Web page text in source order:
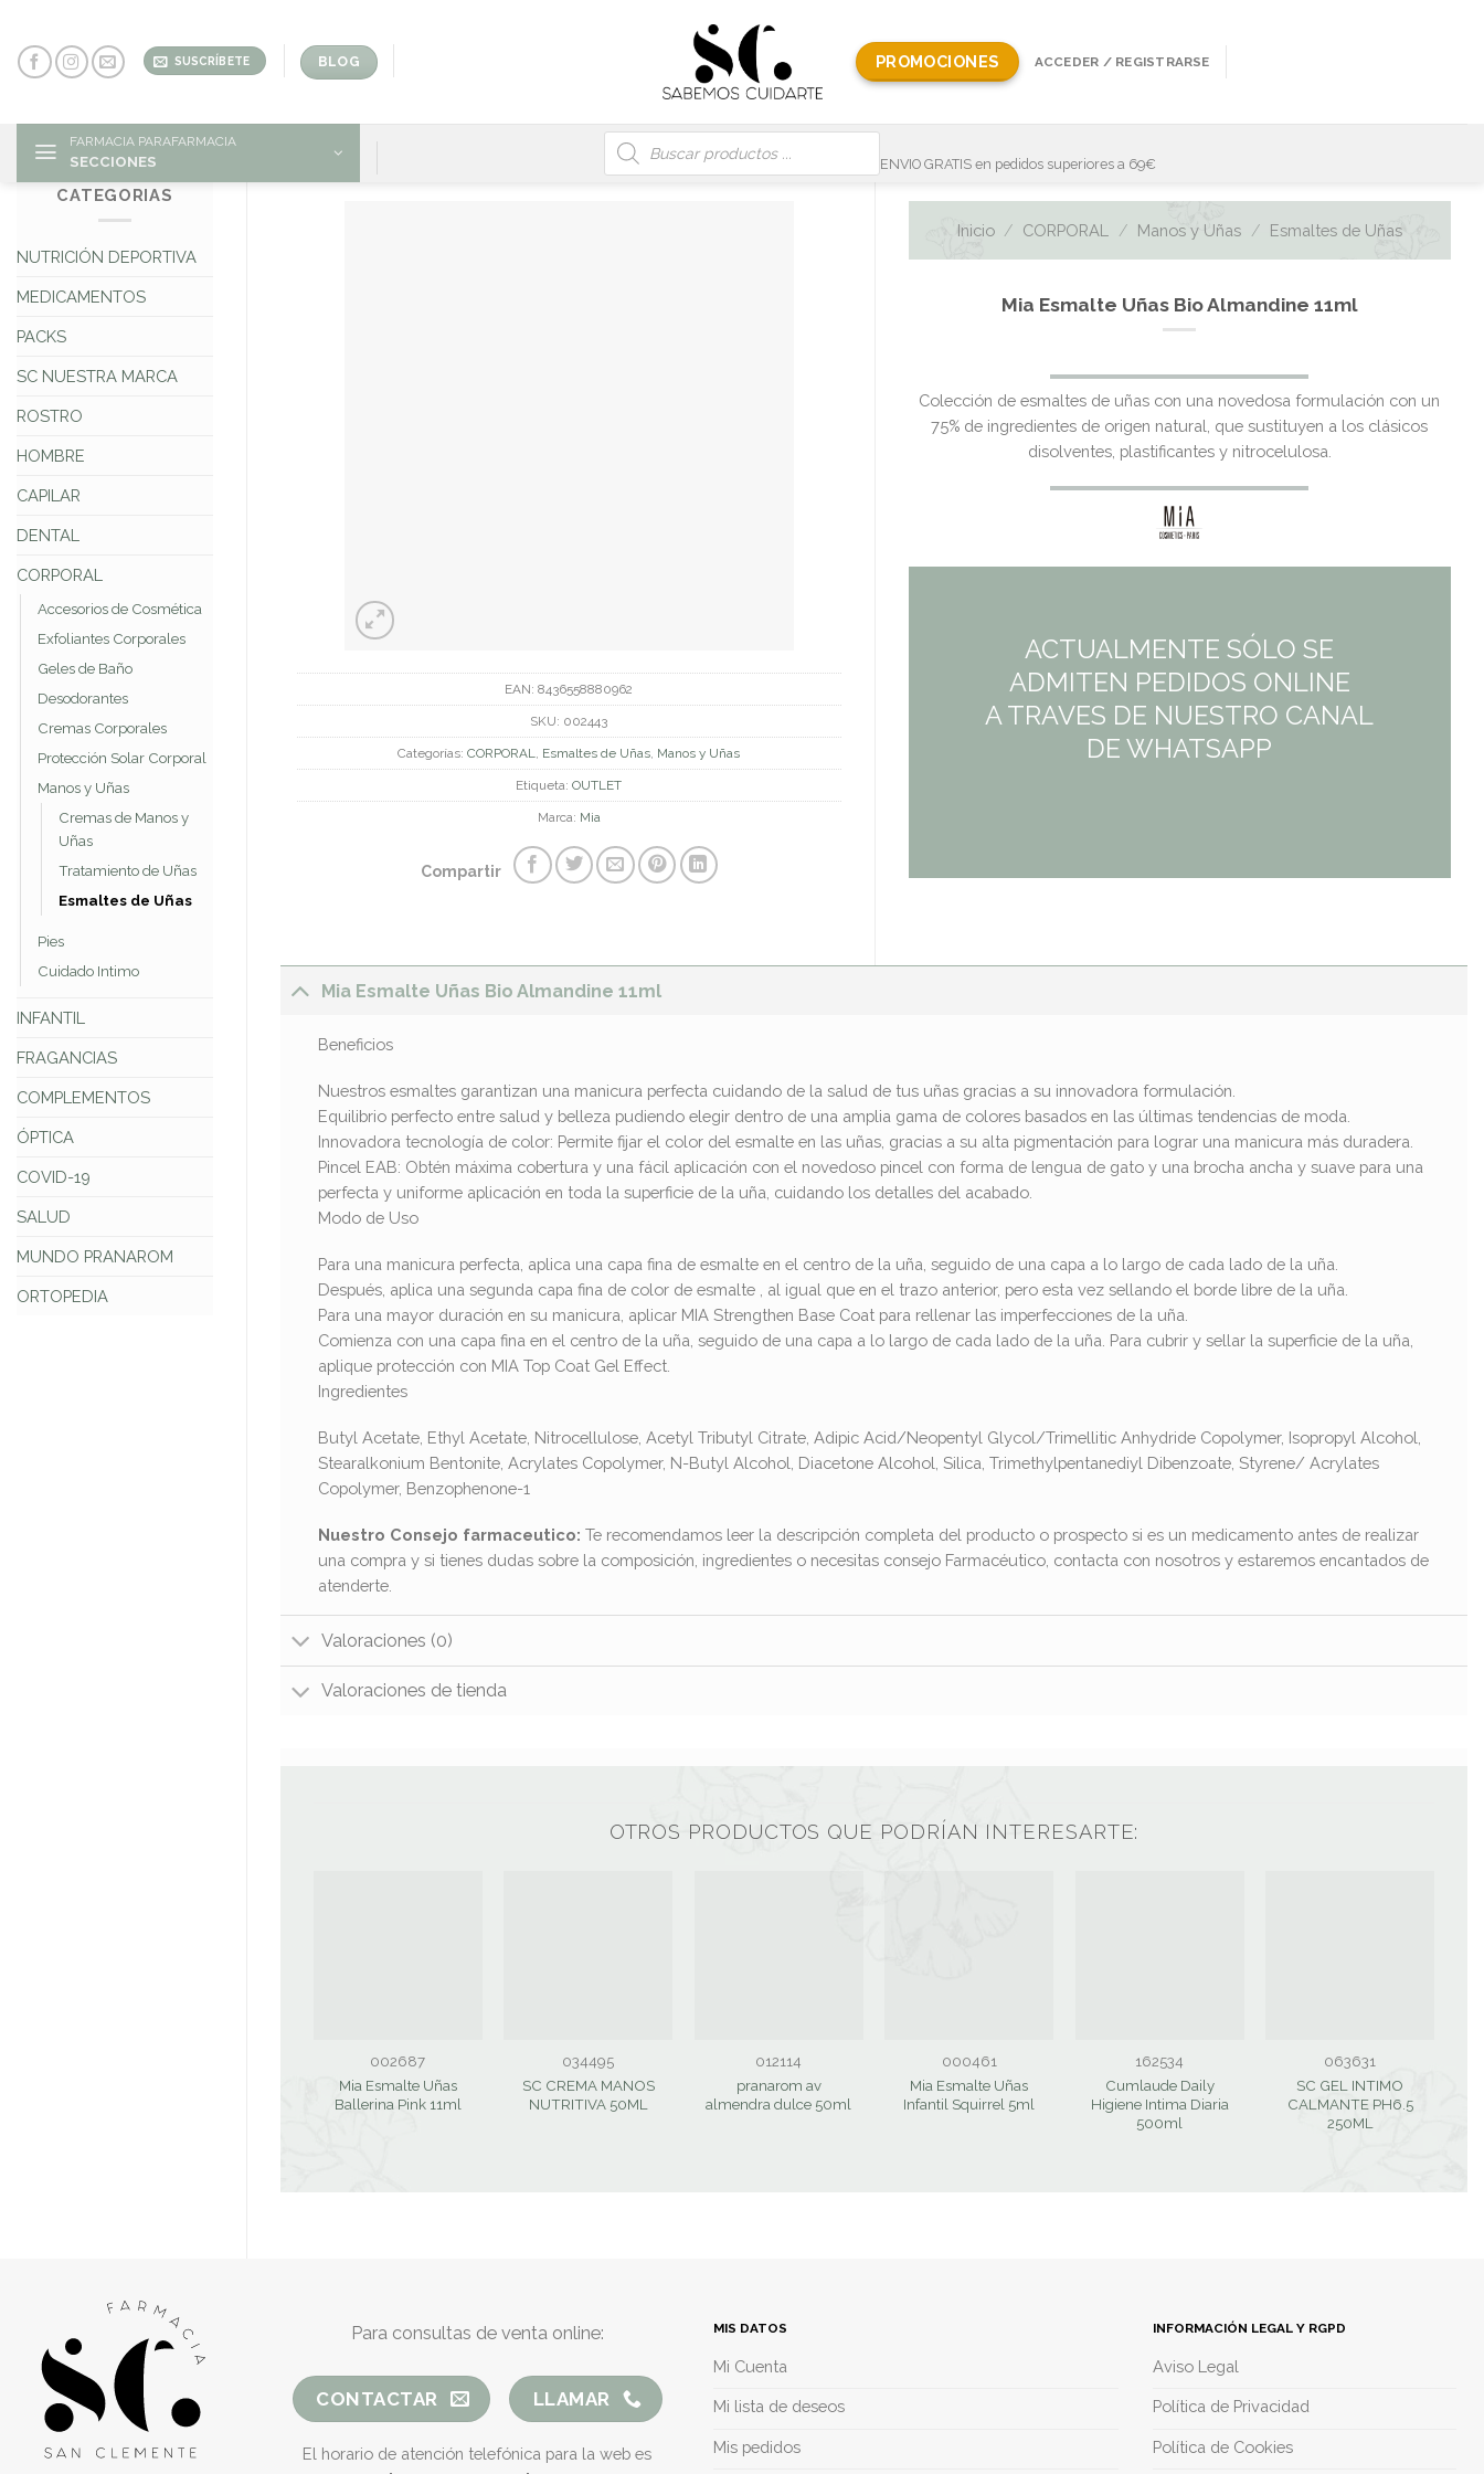
content
SUSCRÍBETE BLOG PROMOCIONES ACCEDER / REGISTRARSE
FARMACIA PARAFARMACIA
SECCIONES
Búsqueda
de
productos
ENVIO GRATIS en pedidos superiores a 69€
CATEGORIAS
NUTRICIÓN DEPORTIVA
MEDICAMENTOS
PACKS
SC NUESTRA MARCA
ROSTRO
HOMBRE
CAPILAR
DENTAL
CORPORAL
Accesorios de Cosmética
Exfoliantes Corporales
Geles de Baño
Desodorantes
Cremas Corporales
Protección Solar Corporal
Manos y Uñas
Cremas de Manos y
Uñas
Tratamiento de Uñas
Esmaltes de Uñas
Pies
Cuidado Intimo
INFANTIL
FRAGANCIAS
COMPLEMENTOS
ÓPTICA
COVID-19
SALUD
MUNDO PRANAROM
ORTOPEDIA
EAN:8436558880962
SKU: 002443
Categorías:CORPORAL, Esmaltes de Uñas, Manos y Uñas
Etiqueta:OUTLET
Marca: Mia
Compartir
Inicio / CORPORAL / Manos y Uñas / Esmaltes de Uñas
Mia Esmalte Uñas Bio Almandine 11ml
El
precio
original
era:
7,95€.
El
precio
actual
es:
7,95€.
Colección de esmaltes de uñas con una novedosa formulación con un
75% de ingredientes de origen natural, que sustituyen a los clásicos
disolventes, plastificantes y nitrocelulosa.
ACTUALMENTE SÓLO SE
ADMITEN PEDIDOS ONLINE
A TRAVES DE NUESTRO CANAL
DE WHATSAPP
Mia Esmalte Uñas Bio Almandine 11ml
Beneficios
Nuestros esmaltes garantizan una manicura perfecta cuidando de la salud de tus uñas gracias a su innovadora formulación.
Equilibrio perfecto entre salud y belleza pudiendo elegir dentro de una amplia gama de colores basados en las últimas tendencias de moda.
Innovadora tecnología de color: Permite fijar el color del esmalte en las uñas, gracias a su alta pigmentación para lograr una manicura más duradera.
Pincel EAB: Obtén máxima cobertura y una fácil aplicación con el novedoso pincel con forma de lengua de gato y una brocha ancha y suave para una
perfecta y uniforme aplicación en toda la superficie de la uña, cuidando los detalles del acabado.
Modo de Uso
Para una manicura perfecta, aplica una capa fina de esmalte en el centro de la uña, seguido de una capa a lo largo de cada lado de la uña.
Después, aplica una segunda capa fina de color de esmalte , al igual que en el trazo anterior, pero esta vez sellando el borde libre de la uña.
Para una mayor duración en su manicura, aplicar MIA Strengthen Base Coat para rellenar las imperfecciones de la uña.
Comienza con una capa fina en el centro de la uña, seguido de una capa a lo largo de cada lado de la uña. Para cubrir y sellar la superficie de la uña,
aplique protección con MIA Top Coat Gel Effect.
Ingredientes
Butyl Acetate, Ethyl Acetate, Nitrocellulose, Acetyl Tributyl Citrate, Adipic Acid/Neopentyl Glycol/Trimellitic Anhydride Copolymer, Isopropyl Alcohol,
Stearalkonium Bentonite, Acrylates Copolymer, N-Butyl Alcohol, Diacetone Alcohol, Silica, Trimethylpentanediyl Dibenzoate, Styrene/ Acrylates
Copolymer, Benzophenone-1
Nuestro Consejo farmaceutico: Te recomendamos leer la descripción completa del producto o prospecto si es un medicamento antes de realizar
una compra y si tienes dudas sobre la composición, ingredientes o necesitas consejo Farmacéutico, contacta con nosotros y estaremos encantados de
atenderte.
Valoraciones (0)
Valoraciones de tienda
OTROS PRODUCTOS QUE PODRÍAN INTERESARTE:
002687
Mia Esmalte Uñas
Ballerina Pink 11ml
034495
SC CREMA MANOS
NUTRITIVA 50ML
012114
pranarom av
almendra dulce 50ml
000461
Mia Esmalte Uñas
Infantil Squirrel 5ml
162534
Cumlaude Daily
Higiene Intima Diaria
500ml
063631
SC GEL INTIMO
CALMANTE PH6.5
250ML
Para consultas de venta online:
CONTACTAR LLAMAR
El horario de atención telefónica para la web es
MIS DATOS
Mi Cuenta
Mi lista de deseos
Mis pedidos
INFORMACIÓN LEGAL Y RGPD
Aviso Legal
Política de Privacidad
Política de Cookies